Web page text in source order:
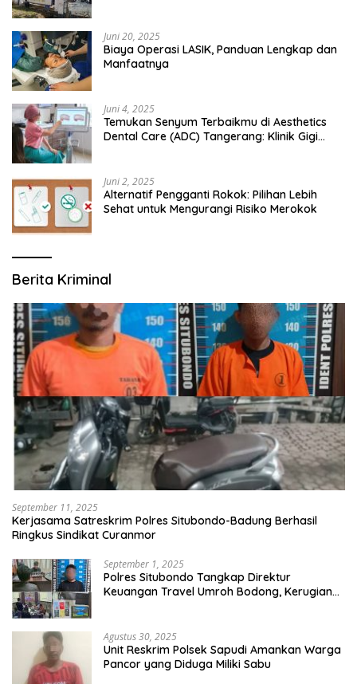
Juni 20, 2025
Biaya Operasi LASIK, Panduan Lengkap dan
Manfaatnya
Juni 4, 2025
Temukan Senyum Terbaikmu di Aesthetics
Dental Care (ADC) Tangerang: Klinik Gigi
Juni 2, 2025
Alternatif Pengganti Rokok: Pilihan Lebih
Sehat untuk Mengurangi Risiko Merokok
Berita Kriminal
September 11, 2025
Kerjasama Satreskrim Polres Situbondo-Badung Berhasil
Ringkus Sindikat Curanmor
September 1, 2025
Polres Situbondo Tangkap Direktur
Keuangan Travel Umroh Bodong, Kerugian
Agustus 30, 2025
Unit Reskrim Polsek Sapudi Amankan Warga
Pancor yang Diduga Miliki Sabu